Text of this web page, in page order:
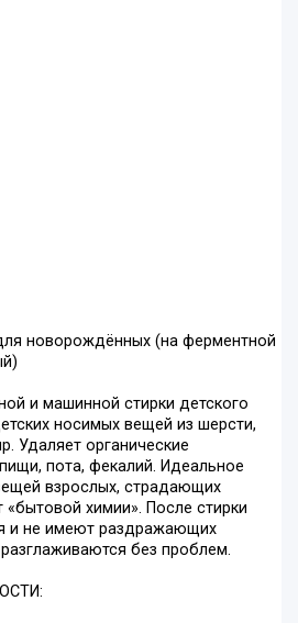
новорождённых (на ферментной
и машинной стирки детского
носимых вещей из шерсти,
Удаляет органические
пота, фекалий. Идеальное
взрослых, страдающих
«бытовой химии». После стирки
и не имеют раздражающих
без проблем.